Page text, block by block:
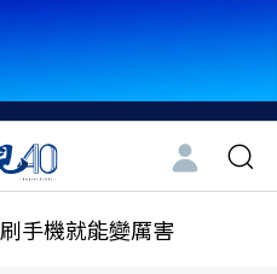
刷手機就能變厲害